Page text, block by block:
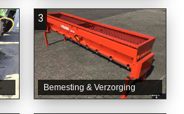
3
Bemesting & Verzorging